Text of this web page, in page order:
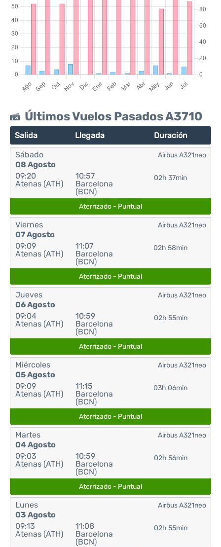
Últimos Vuelos Pasados A3710
Salida Llegada Duración
Sábado
08 Agosto
09:20
Atenas (ATH)
10:57
Barcelona
(BCN)
02h 37min
Airbus A321neo
Aterrizado - Puntual
Viernes
07 Agosto
09:09
Atenas (ATH)
11:07
Barcelona
(BCN)
02h 58min
Airbus A321neo
Aterrizado - Puntual
Jueves
06 Agosto
09:04
Atenas (ATH)
10:59
Barcelona
(BCN)
02h 55min
Airbus A321neo
Aterrizado - Puntual
Miércoles
05 Agosto
09:09
Atenas (ATH)
11:15
Barcelona
(BCN)
03h 06min
Airbus A321neo
Aterrizado - Puntual
Martes
04 Agosto
09:03
Atenas (ATH)
10:59
Barcelona
(BCN)
02h 56min
Airbus A321neo
Aterrizado - Puntual
Lunes
03 Agosto
09:13
Atenas (ATH)
11:08
Barcelona
(BCN)
02h 55min
Airbus A321neo